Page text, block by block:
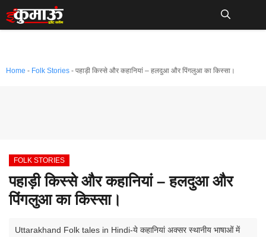
Skip
to
Home - Folk Stories - पहाड़ी किस्से और कहानियां – हलदुआ और पिंगलुआ का किस्सा।
FOLK STORIES
पहाड़ी किस्से और कहानियां – हलदुआ और
पिंगलुआ का किस्सा।
Uttarakhand Folk tales in Hindi-ये कहानियां अक्सर स्थानीय भाषाओं में